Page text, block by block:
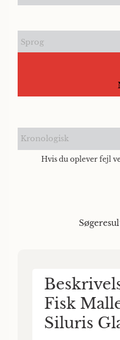
Sprog
Kronologisk
Hvis du oplever fejl
Fisk
Siluris